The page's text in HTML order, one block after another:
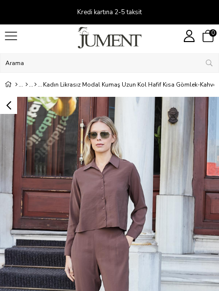
Kredi kartına 2-5 taksit
0
Kadın Likrasız Modal Kumaş Uzun Kol Hafif Kısa Gömlek-Kahve